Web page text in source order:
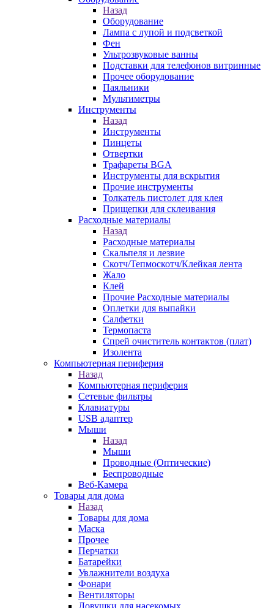
Назад
Оборудование
Лампа с лупой и подсветкой
Фен
Ультрозвуковые ванны
Подставки для телефонов витринные
Прочее оборудование
Паяльники
Мультиметры
Инструменты
Назад
Инструменты
Пинцеты
Отвертки
Трафареты BGA
Инструменты для вскрытия
Прочие инструменты
Толкатель пистолет для клея
Прищепки для склеивания
Расходные материалы
Назад
Расходные материалы
Скальпеля и лезвие
Скотч/Тепмоскотч/Клейкая лента
Жало
Клей
Прочие Расходные материалы
Оплетки для выпайки
Салфетки
Термопаста
Спрей очиститель контактов (плат)
Изолента
Компьютерная периферия
Назад
Компьютерная периферия
Сетевые фильтры
Клавиатуры
USB адаптер
Мыши
Назад
Мыши
Проводные (Оптические)
Беспроводные
Веб-Камера
Товары для дома
Назад
Товары для дома
Маска
Прочее
Перчатки
Батарейки
Увлажнители воздуха
Фонари
Вентиляторы
Ловушки для насекомых